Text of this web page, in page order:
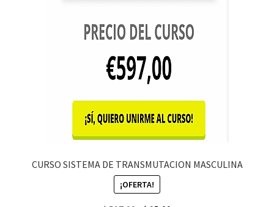
CURSO SISTEMA DE TRANSMUTACION MASCULINA
¡OFERTA!